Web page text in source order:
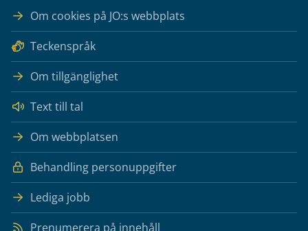
Om cookies på JO:s webbplats
Teckenspråk
Om tillgänglighet
Text till tal
Om webbplatsen
Behandling personuppgifter
Lediga jobb
Prenumerera på innehåll